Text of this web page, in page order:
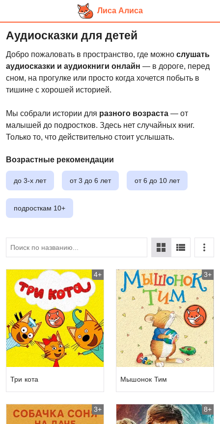
основному
контенту
Лиса Алиса
Аудиосказки для детей
Добро пожаловать в пространство, где можно слушать
аудиосказки и аудиокниги онлайн — в дороге, перед
сном, на прогулке или просто когда хочется побыть в
тишине с хорошей историей.
Мы собрали истории для разного возраста — от
малышей до подростков. Здесь нет случайных книг.
Только то, что действительно стоит услышать.
Возрастные рекомендации
до 3-х лет от 3 до 6 лет от 6 до 10 лет
подросткам 10+
Три кота
4+
Мышонок Тим
3+
3+ 8+